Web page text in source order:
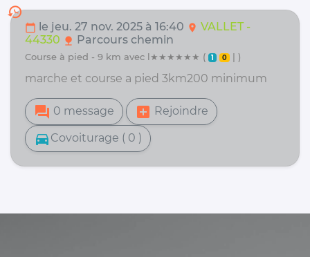
history
calendar_today le jeu. 27 nov. 2025 à 16:40 location_on VALLET -
44330 nature Parcours chemin
course à pied - 9 km avec l★★★★★★ ( 1 0 | )
marche et course a pied 3km200 minimum
forum 0 message add_box Rejoindre
directions_car Covoiturage ( 0 )